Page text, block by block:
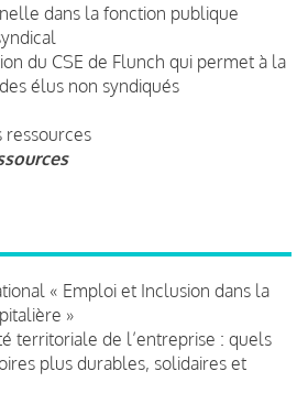
dans la fonction publique
du CSE de Flunch qui permet à la
élus non syndiqués
ressources
« Emploi et Inclusion dans la
»
territoriale de l’entreprise : quels
plus durables, solidaires et